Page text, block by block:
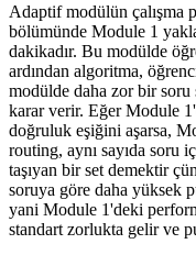
Adaptif modülün çalışma
bölümünde Module 1
dakikadır. Bu modülde
ardından algoritma,
modülde daha zor bir soru
karar verir. Eğer Module
doğruluk eşiğini aşarsa,
routing, aynı sayıda soru
taşıyan bir set demektir
soruya göre daha yüksek
yani Module 1'deki
standart zorlukta gelir ve